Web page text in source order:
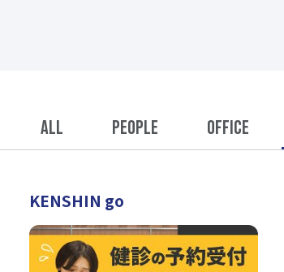
ALL PEOPLE OFFICE
KENSHIN go